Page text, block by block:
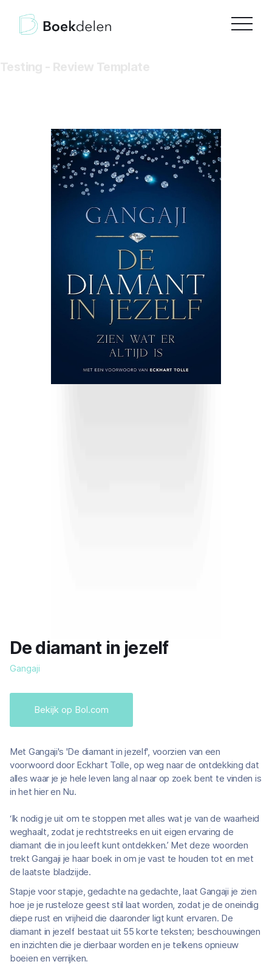
De diamant in jezelf
Gangaji
Bekijk op Bol.com
Met Gangaji's 'De diamant in jezelf', voorzien van een
voorwoord door Eckhart Tolle, op weg naar de ontdekking dat
alles waar je je hele leven lang al naar op zoek bent te vinden is
in het hier en Nu.
‘Ik nodig je uit om te stoppen met alles wat je van de waarheid
weghaalt, zodat je rechtstreeks en uit eigen ervaring de
diamant die in jou leeft kunt ontdekken.’ Met deze woorden
trekt Gangaji je haar boek in om je vast te houden tot en met
de laatste bladzijde.
Stapje voor stapje, gedachte na gedachte, laat Gangaji je zien
hoe je je rusteloze geest stil laat worden, zodat je de oneindig
diepe rust en vrijheid die daaronder ligt kunt ervaren. De
diamant in jezelf bestaat uit 55 korte teksten; beschouwingen
en inzichten die je dierbaar worden en je telkens opnieuw
boeien en verrijken.